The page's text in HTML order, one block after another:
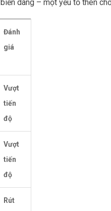
dâng – một yếu tố then
Đánh
giá
Vượt
tiến
độ
Vượt
tiến
độ
Rút